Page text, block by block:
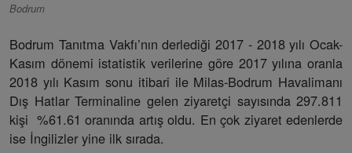
Bodrum
Bodrum Tanıtma Vakfı’nın derlediği 2017 - 2018 yılı Ocak-
Kasım dönemi istatistik verilerine göre 2017 yılına oranla
2018 yılı Kasım sonu itibari ile Milas-Bodrum Havalimanı
Dış Hatlar Terminaline gelen ziyaretçi sayısında 297.811
kişi %61.61 oranında artış oldu. En çok ziyaret edenlerde
ise İngilizler yine ilk sırada.